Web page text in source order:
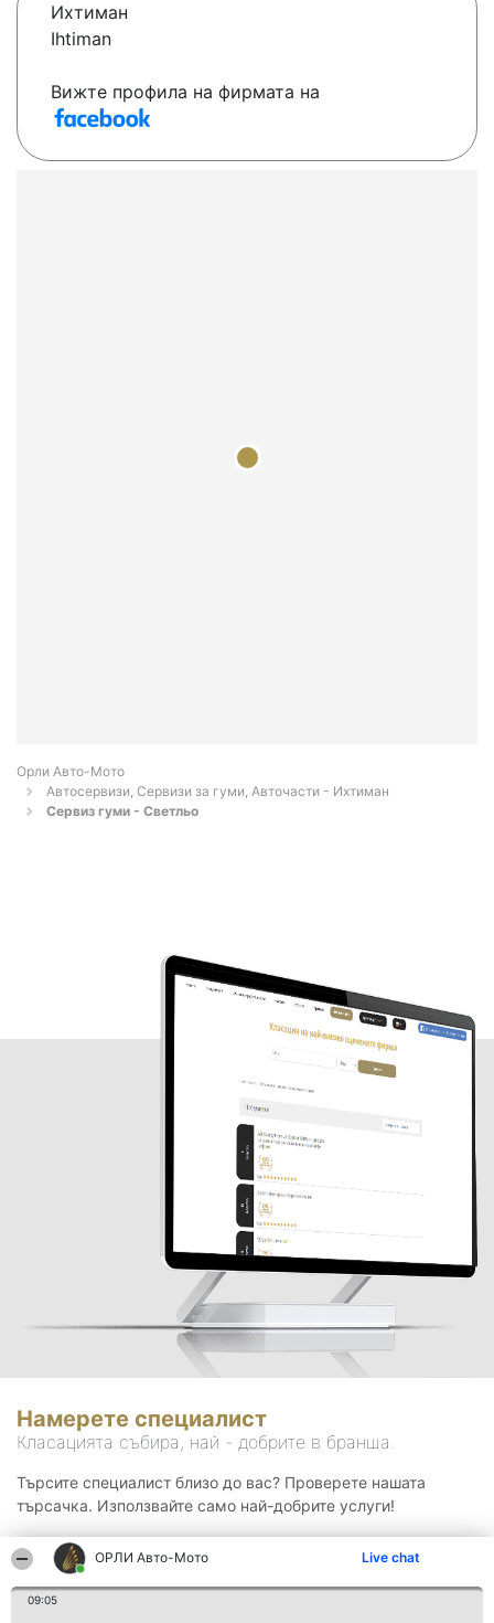
ОРЛИ Aвто-Mото Live chat
09:05
Ихтиман
Ihtiman
Вижте профила на фирмата на
Орли Aвто-Mото
Автосервизи, Сервизи за гуми, Авточасти - Ихтиман
Сервиз гуми - Светльо
Намерете специалист
Класацията събира, най - добрите в бранша.
Търсите специалист близо до вас? Проверете нашата
търсачка. Използвайте само най-добрите услуги!